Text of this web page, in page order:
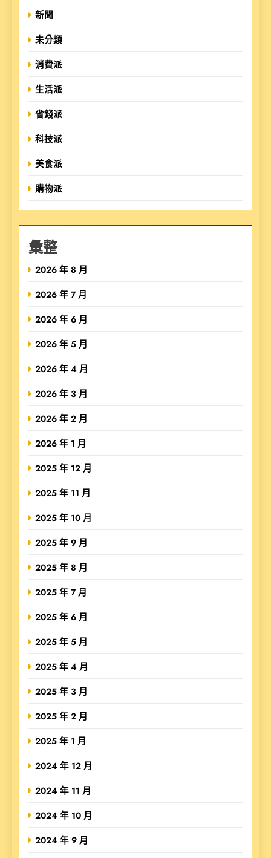
新聞
未分類
消費派
生活派
省錢派
科技派
美食派
購物派
彙整
2026 年 8 月
2026 年 7 月
2026 年 6 月
2026 年 5 月
2026 年 4 月
2026 年 3 月
2026 年 2 月
2026 年 1 月
2025 年 12 月
2025 年 11 月
2025 年 10 月
2025 年 9 月
2025 年 8 月
2025 年 7 月
2025 年 6 月
2025 年 5 月
2025 年 4 月
2025 年 3 月
2025 年 2 月
2025 年 1 月
2024 年 12 月
2024 年 11 月
2024 年 10 月
2024 年 9 月